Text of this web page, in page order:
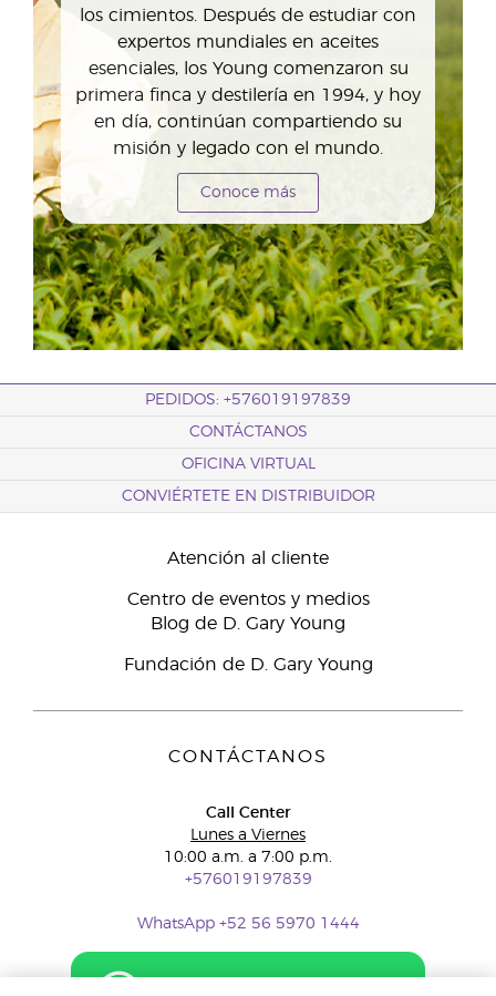
los cimientos. Después de estudiar con
expertos mundiales en aceites
esenciales, los Young comenzaron su
primera finca y destilería en 1994, y hoy
en día, continúan compartiendo su
misión y legado con el mundo.
Conoce más
PEDIDOS: +576019197839
CONTÁCTANOS
OFICINA VIRTUAL
CONVIÉRTETE EN DISTRIBUIDOR
Atención al cliente
Centro de eventos y medios
Blog de D. Gary Young
Fundación de D. Gary Young
CONTÁCTANOS
Call Center
Lunes a Viernes
10:00 a.m. a 7:00 p.m.
+576019197839
WhatsApp +52 56 5970 1444